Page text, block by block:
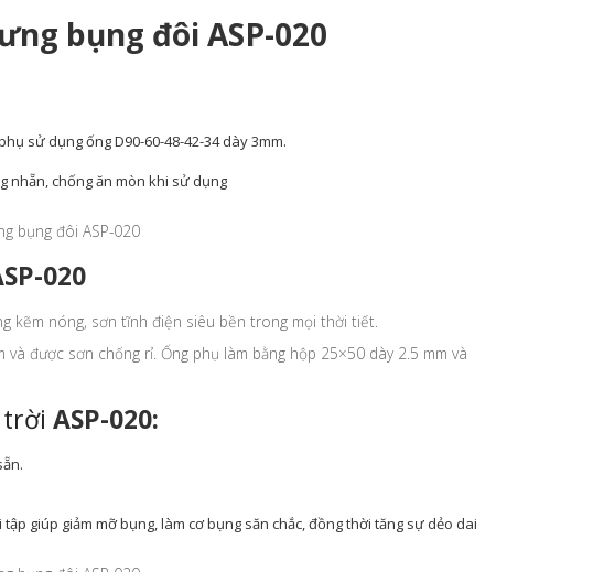
bụng đôi ASP-020
sử dụng ống D90-60-48-42-34 dày 3mm.
nhẵn, chống ăn mòn khi sử dụng
020
kẽm nóng, sơn tĩnh điện siêu bền trong mọi thời tiết.
được sơn chống rỉ. Ống phụ làm bằng hộp 25×50 dày 2.5 mm và
ASP-020:
giúp giảm mỡ bụng, làm cơ bụng săn chắc, đồng thời tăng sự dẻo dai